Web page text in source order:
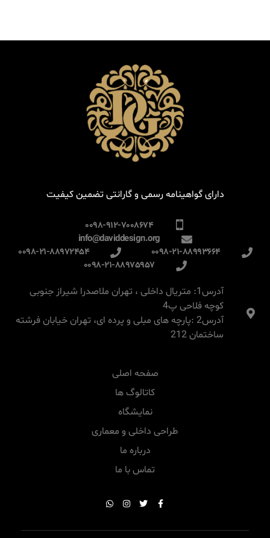
دارای گواهینامه رسمی و گارانتی تضمین کیفیت
0098-912-7008674
info@daviddesign.org
0098-21-88993664
0098-21-88972454
0098-21-88975957
آدرس1: متریال داخلی ، تهران ملاصدرا شیراز جنوبی
کوچه فلاحی پ4
آدرس2 :پارچه های مبلی و پرده ای، تهران خیابان فرشته
ساختمان 212
صفحه اصلی
کاتالوگ ها
نمایشگاه
طراحی داخلی و معماری
درباره ما
تماس با ما